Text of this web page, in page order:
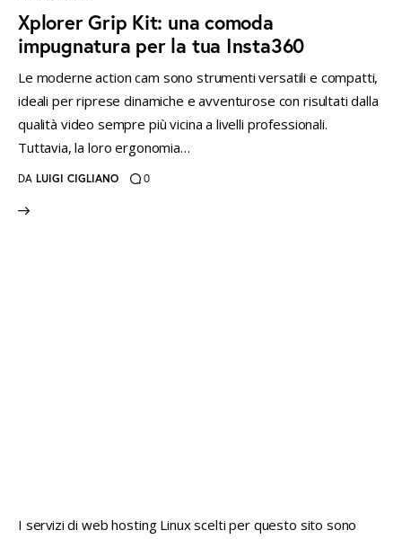
Xplorer Grip Kit: una comoda
impugnatura per la tua Insta360
Le moderne action cam sono strumenti versatili e compatti,
ideali per riprese dinamiche e avventurose con risultati dalla
qualità video sempre più vicina a livelli professionali.
Tuttavia, la loro ergonomia…
DA LUIGI CIGLIANO 0
I servizi di web hosting Linux scelti per questo sito sono